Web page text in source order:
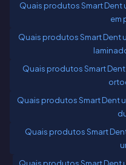
Quais produtos Smart
em
Quais produtos Smart Dent
Quais produtos Smart
Quais produtos Smart Dent
Quais produtos Smart